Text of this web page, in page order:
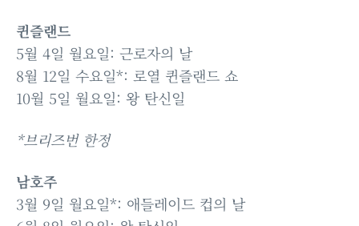
퀸즐랜드
5월 4일 월요일: 근로자의 날
8월 12일 수요일*: 로열 퀸즐랜드 쇼
10월 5일 월요일: 왕 탄신일
*브리즈번 한정
남호주
3월 9일 월요일*: 애들레이드 컵의 날